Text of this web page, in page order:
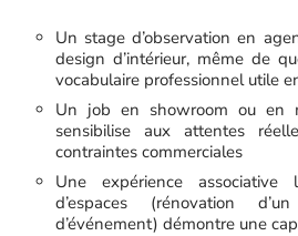
Un stage d’observation en
design d’intérieur, même de
vocabulaire professionnel utile
Un job en showroom ou en
sensibilise aux attentes
contraintes commerciales
Une expérience associative
d’espaces (rénovation
d’événement) démontre une